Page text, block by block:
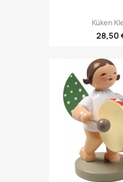
Küken
28,50